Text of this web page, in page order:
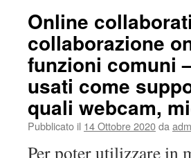
Online
collaborazione
funzioni comuni
usati come
quali webcam,
Pubblicato il 14 Ottobre 2020da
Per poter utilizzare in